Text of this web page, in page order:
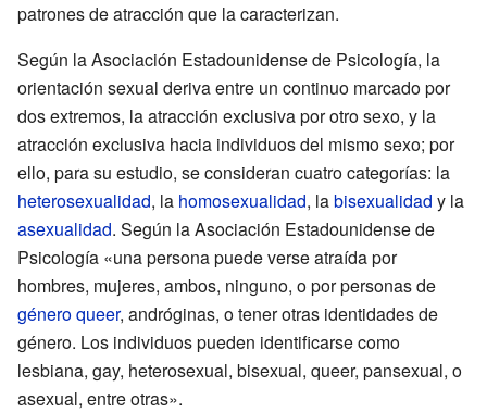
patrones de atracción que la caracterizan.
Según la Asociación Estadounidense de Psicología, la
orientación sexual deriva entre un continuo marcado por
dos extremos, la atracción exclusiva por otro sexo, y la
atracción exclusiva hacia individuos del mismo sexo; por
ello, para su estudio, se consideran cuatro categorías: la
heterosexualidad, la homosexualidad, labisexualidad y la
asexualidad. Según la Asociación Estadounidense de
Psicología «una persona puede verse atraída por
hombres, mujeres, ambos, ninguno, o por personas de
género queer, andróginas, o tener otras identidades de
género. Los individuos pueden identificarse como
lesbiana, gay, heterosexual, bisexual, queer, pansexual, o
asexual, entre otras».